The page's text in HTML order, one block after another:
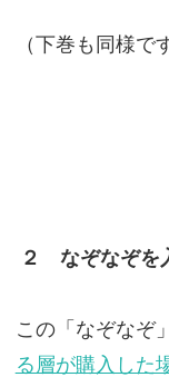
（下巻も同様で
２ なぞなぞを
この「なぞなぞ
る層が購入した